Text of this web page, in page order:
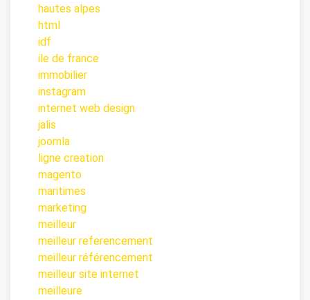
hautes alpes
html
idf
ile de france
immobilier
instagram
internet web design
jalis
joomla
ligne creation
magento
maritimes
marketing
meilleur
meilleur referencement
meilleur référencement
meilleur site internet
meilleure